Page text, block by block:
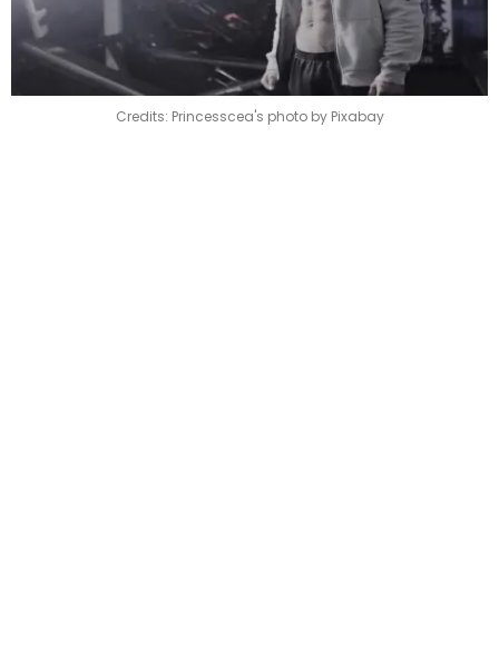
Credits: Princesscea's photo by Pixabay